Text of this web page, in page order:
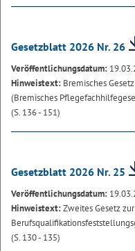
Gesetzblatt 2026 Nr. 26
Veröffentlichungsdatum:
Hinweistext: Bremisches
(Bremisches
(S. 136 - 151)
Gesetzblatt 2026 Nr. 25
Veröffentlichungsdatum:
Hinweistext:Zweites Gesetz
(S. 130 - 135)